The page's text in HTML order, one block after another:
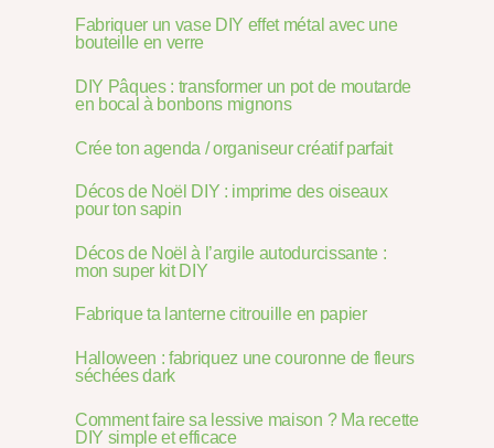
Fabriquer un vase DIY effet métal avec une
bouteille en verre
DIY Pâques : transformer un pot de moutarde
en bocal à bonbons mignons
Crée ton agenda / organiseur créatif parfait
Décos de Noël DIY : imprime des oiseaux
pour ton sapin
Décos de Noël à l’argile autodurcissante :
mon super kit DIY
Fabrique ta lanterne citrouille en papier
Halloween : fabriquez une couronne de fleurs
séchées dark
Comment faire sa lessive maison ? Ma recette
DIY simple et efficace